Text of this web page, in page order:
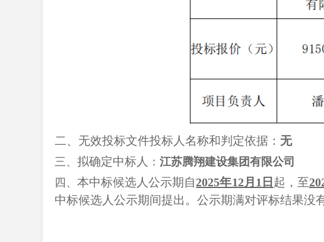
二、 无效投标文件投标人名称和判定依据 ： 无
三、 拟确定中标人 ： 江苏腾翔建设集团有限公司
四、本中标候选人公示期自2025年12月1日 起，至
中标候选人公示期间提出。公示期满对评标结果没